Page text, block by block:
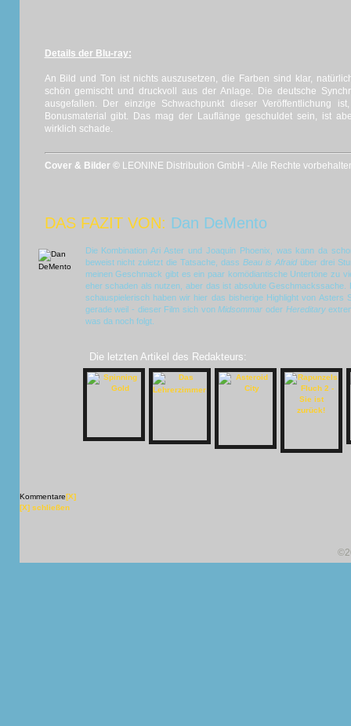
Details der Blu-ray:
An Bild und Ton ist nichts auszusetzen, die Farben sind klar,
schön gemischt und druckvoll aus der Anlage. Die deutsche
ausgefallen. Der einzige Schwachpunkt dieser Veröffentlichung
Bonusmaterial gibt. Das mag der Lauflänge geschuldet sein, ist
wirklich schade.
Cover & Bilder © LEONINE Distribution GmbH - Alle Rechte
DAS FAZIT VON: Dan DeMento
Die Kombination Ari Aster und Joaquin Phoenix, was kann da
beweist nicht zuletzt die Tatsache, dassBeau is Afraidüber drei
meinen Geschmack gibt es ein paar komödiantische Untertöne zu
eher schaden als nutzen, aber das ist absolute Geschmackssache.
schauspielerisch haben wir hier das bisherige Highlight von
gerade weil - dieser Film sich vonMidsommar oder Hereditary
was da noch folgt.
Die letzten Artikel des Redakteurs:
Kommentare[X]
[X] schließen